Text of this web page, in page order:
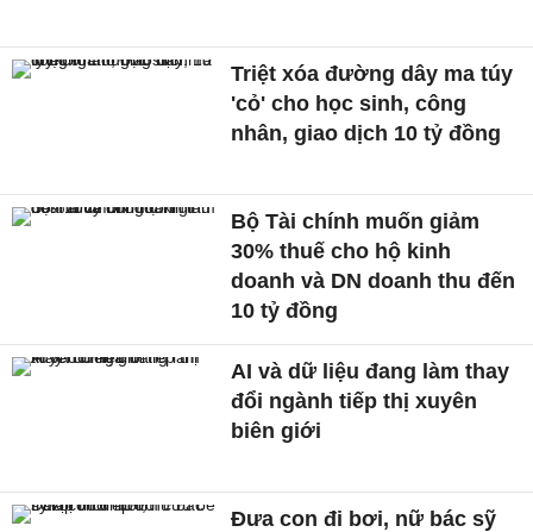
Triệt xóa đường dây ma túy
'cỏ' cho học sinh, công
nhân, giao dịch 10 tỷ đồng
Bộ Tài chính muốn giảm
30% thuế cho hộ kinh
doanh và DN doanh thu đến
10 tỷ đồng
AI và dữ liệu đang làm thay
đổi ngành tiếp thị xuyên
biên giới
Đưa con đi bơi, nữ bác sỹ